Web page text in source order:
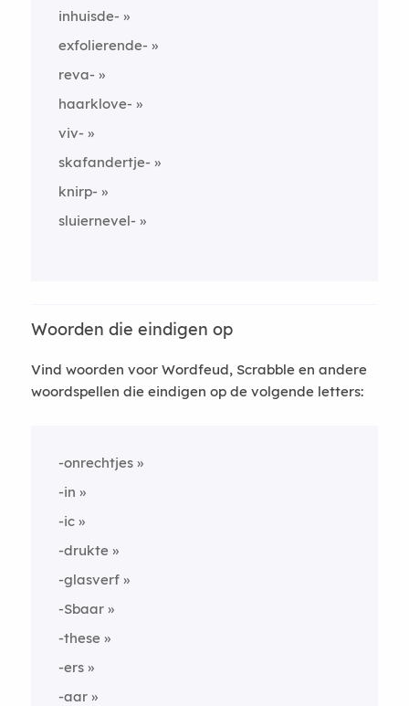
inhuisde-
exfolierende-
reva-
haarklove-
viv-
skafandertje-
knirp-
sluiernevel-
Woorden die eindigen op
Vind woorden voor Wordfeud, Scrabble en andere
woordspellen die eindigen op de volgende letters:
-onrechtjes
-in
-ic
-drukte
-glasverf
-Sbaar
-these
-ers
-aar